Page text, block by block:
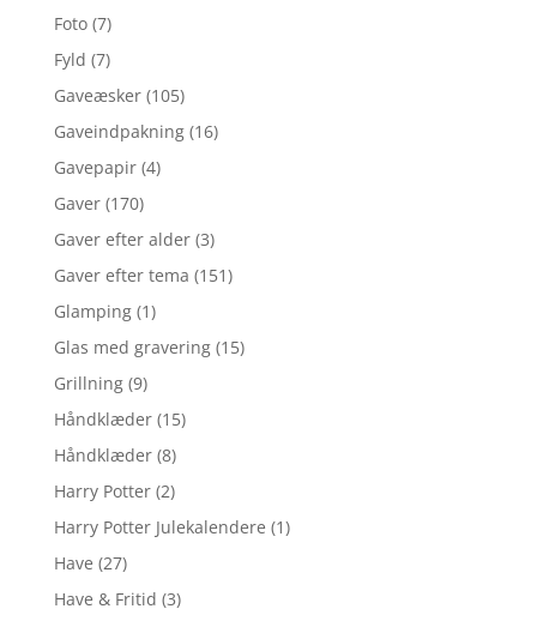
Foto (7)
Fyld (7)
Gaveæsker (105)
Gaveindpakning (16)
Gavepapir (4)
Gaver (170)
Gaver efter alder (3)
Gaver efter tema (151)
Glamping (1)
Glas med gravering (15)
Grillning (9)
Håndklæder (15)
Håndklæder (8)
Harry Potter (2)
Harry Potter Julekalendere (1)
Have (27)
Have & Fritid (3)